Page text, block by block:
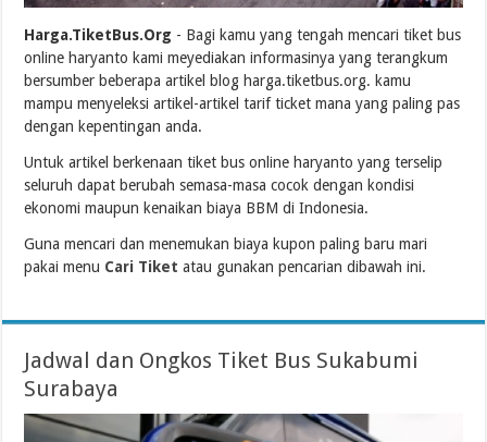
Harga.TiketBus.Org - Bagi kamu yang tengah mencari tiket bus
online haryanto kami meyediakan informasinya yang terangkum
bersumber beberapa artikel blog harga.tiketbus.org. kamu
mampu menyeleksi artikel-artikel tarif ticket mana yang paling pas
dengan kepentingan anda.
Untuk artikel berkenaan tiket bus online haryanto yang terselip
seluruh dapat berubah semasa-masa cocok dengan kondisi
ekonomi maupun kenaikan biaya BBM di Indonesia.
Guna mencari dan menemukan biaya kupon paling baru mari
pakai menu Cari Tiket atau gunakan pencarian dibawah ini.
Jadwal dan Ongkos Tiket Bus Sukabumi
Surabaya